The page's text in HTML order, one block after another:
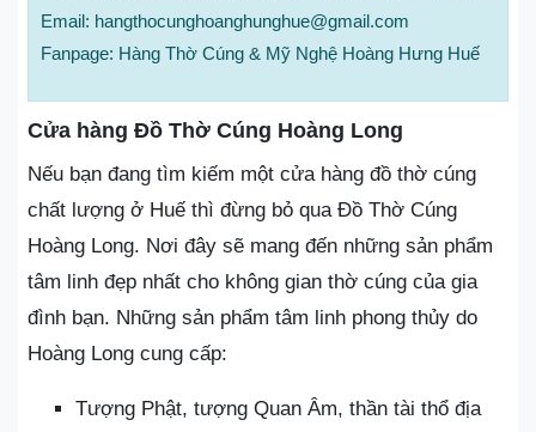
Email: hangthocunghoanghunghue@gmail.com
Fanpage: Hàng Thờ Cúng & Mỹ Nghệ Hoàng Hưng Huế
Cửa hàng Đồ Thờ Cúng Hoàng Long
Nếu bạn đang tìm kiếm một cửa hàng đồ thờ cúng
chất lượng ở Huế thì đừng bỏ qua Đồ Thờ Cúng
Hoàng Long. Nơi đây sẽ mang đến những sản phẩm
tâm linh đẹp nhất cho không gian thờ cúng của gia
đình bạn. Những sản phẩm tâm linh phong thủy do
Hoàng Long cung cấp:
Tượng Phật, tượng Quan Âm, thần tài thổ địa